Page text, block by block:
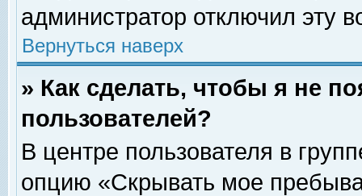
администратор отключил эту
Вернуться наверх
» Как сделать, чтобы я не
пользователей?
В центре пользователя в
опцию «Скрывать мое